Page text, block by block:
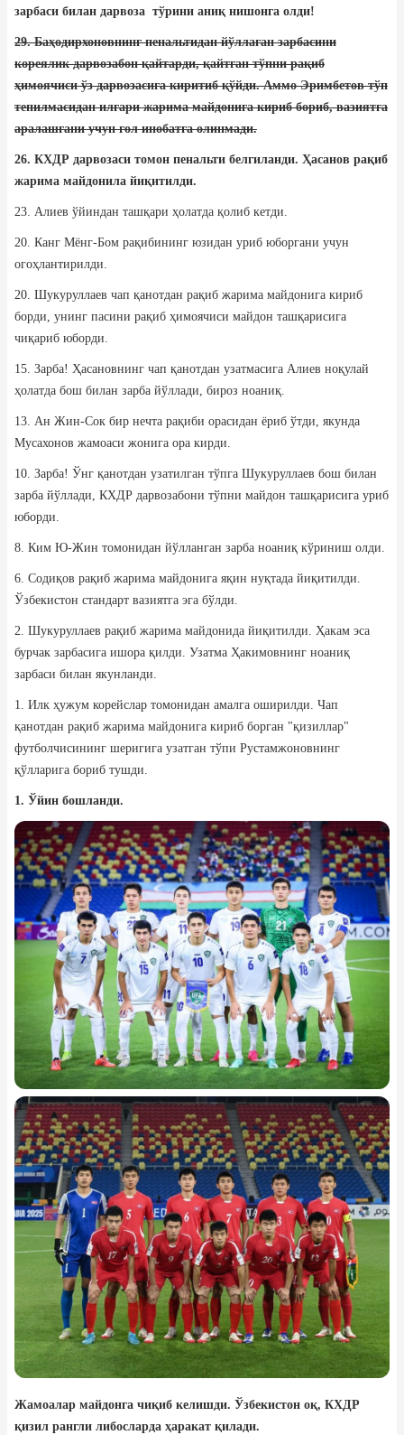
зарбаси билан дарвоза тўрини аниқ нишонга олди!
29. Баҳодирхоновнинг пенальтидан йўллаган зарбасини
кореялик дарвозабон қайтарди, қайтган тўпни рақиб
ҳимоячиси ўз дарвозасига киритиб қўйди. Аммо Эримбетов тўп
тепилмасидан илгари жарима майдонига кириб бориб, вазиятга
аралашгани учун гол инобатга олинмади.
26. КХДР дарвозаси томон пенальти белгиланди. Ҳасанов рақиб
жарима майдонила йиқитилди.
23. Алиев ўйиндан ташқари ҳолатда қолиб кетди.
20. Канг Мёнг-Бом рақибининг юзидан уриб юборгани учун
огоҳлантирилди.
20. Шукуруллаев чап қанотдан рақиб жарима майдонига кириб
борди, унинг пасини рақиб ҳимоячиси майдон ташқарисига
чиқариб юборди.
15. Зарба! Ҳасановнинг чап қанотдан узатмасига Алиев ноқулай
ҳолатда бош билан зарба йўллади, бироз ноаниқ.
13. Ан Жин-Сок бир нечта рақиби орасидан ёриб ўтди, якунда
Мусахонов жамоаси жонига ора кирди.
10. Зарба! Ўнг қанотдан узатилган тўпга Шукуруллаев бош билан
зарба йўллади, КХДР дарвозабони тўпни майдон ташқарисига уриб
юборди.
8. Ким Ю-Жин томонидан йўлланган зарба ноаниқ кўриниш олди.
6. Содиқов рақиб жарима майдонига яқин нуқтада йиқитилди.
Ўзбекистон стандарт вазиятга эга бўлди.
2. Шукуруллаев рақиб жарима майдонида йиқитилди. Ҳакам эса
бурчак зарбасига ишора қилди. Узатма Ҳакимовнинг ноаниқ
зарбаси билан якунланди.
1. Илк ҳужум корейслар томонидан амалга оширилди. Чап
қанотдан рақиб жарима майдонига кириб борган "қизиллар"
футболчисининг шеригига узатган тўпи Рустамжоновнинг
қўлларига бориб тушди.
1. Ўйин бошланди.
Жамоалар майдонга чиқиб келишди. Ўзбекистон оқ, КХДР
қизил рангли либосларда ҳаракат қилади.